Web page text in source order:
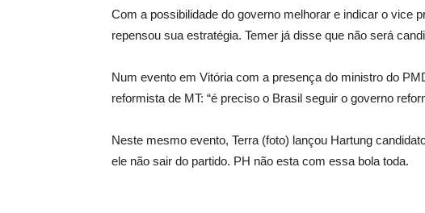
Com a possibilidade do governo melhorar e indicar o vice
repensou sua estratégia. Temer já disse que não será
Num evento em Vitória com a presença do ministro do
reformista de MT: “é preciso o Brasil seguir o governo
Neste mesmo evento, Terra (foto) lançou Hartung
ele não sair do partido. PH não esta com essa bola toda.